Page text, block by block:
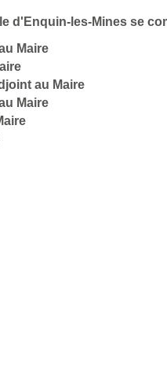
d'Enquin-les-Mines se
Maire
au Maire
Maire